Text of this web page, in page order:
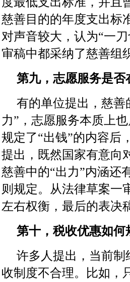
慈善目的的年度支出标
对声音较大，认为“一
审稿中都采纳了慈善组
第九，志愿服务是否
有的单位提出，慈善
力”，志愿服务本质上
规定了“出钱”的内容后
提出，既然国家有意向
慈善中的“出力”内涵还
则规定。从法律草案一
左右权衡，最后的表决
第十，税收优惠如何
许多人提出，当前
收制度不合理。比如，